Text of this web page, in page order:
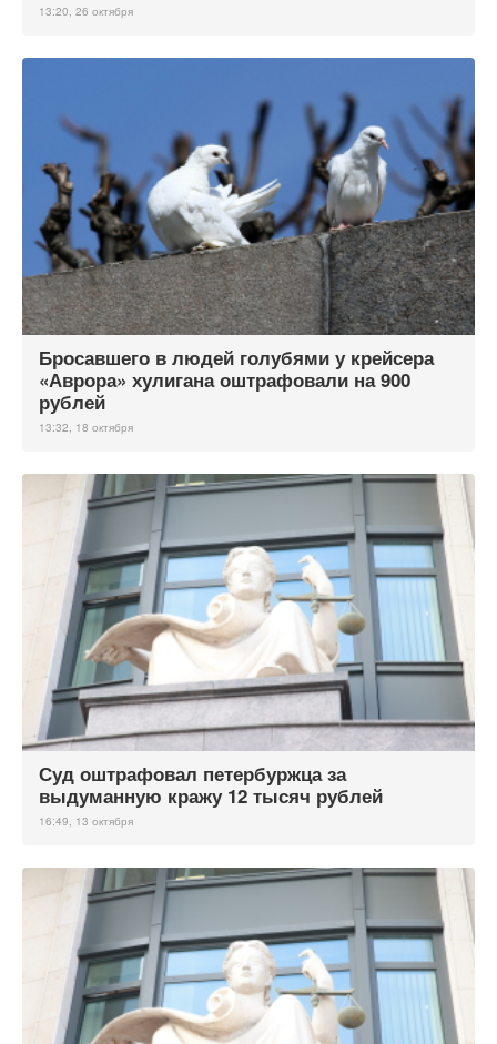
13:20, 26 октября
Бросавшего в людей голубями у крейсера
«Аврора» хулигана оштрафовали на 900
рублей
13:32, 18 октября
Суд оштрафовал петербуржца за
выдуманную кражу 12 тысяч рублей
16:49, 13 октября